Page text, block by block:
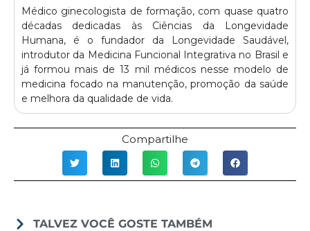
Médico ginecologista de formação, com quase quatro
décadas dedicadas às Ciências da Longevidade
Humana, é o fundador da Longevidade Saudável,
introdutor da Medicina Funcional Integrativa no Brasil e
já formou mais de 13 mil médicos nesse modelo de
medicina focado na manutenção, promoção da saúde
e melhora da qualidade de vida.
Compartilhe
TALVEZ VOCÊ GOSTE TAMBÉM